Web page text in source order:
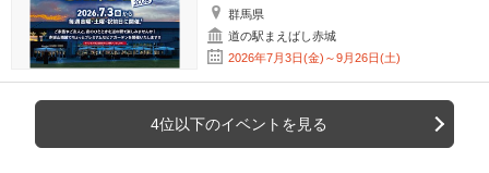
群馬県
道の駅まえばし赤城
2026年7月3日(金)～9月26日(土)
4位以下のイベントを見る